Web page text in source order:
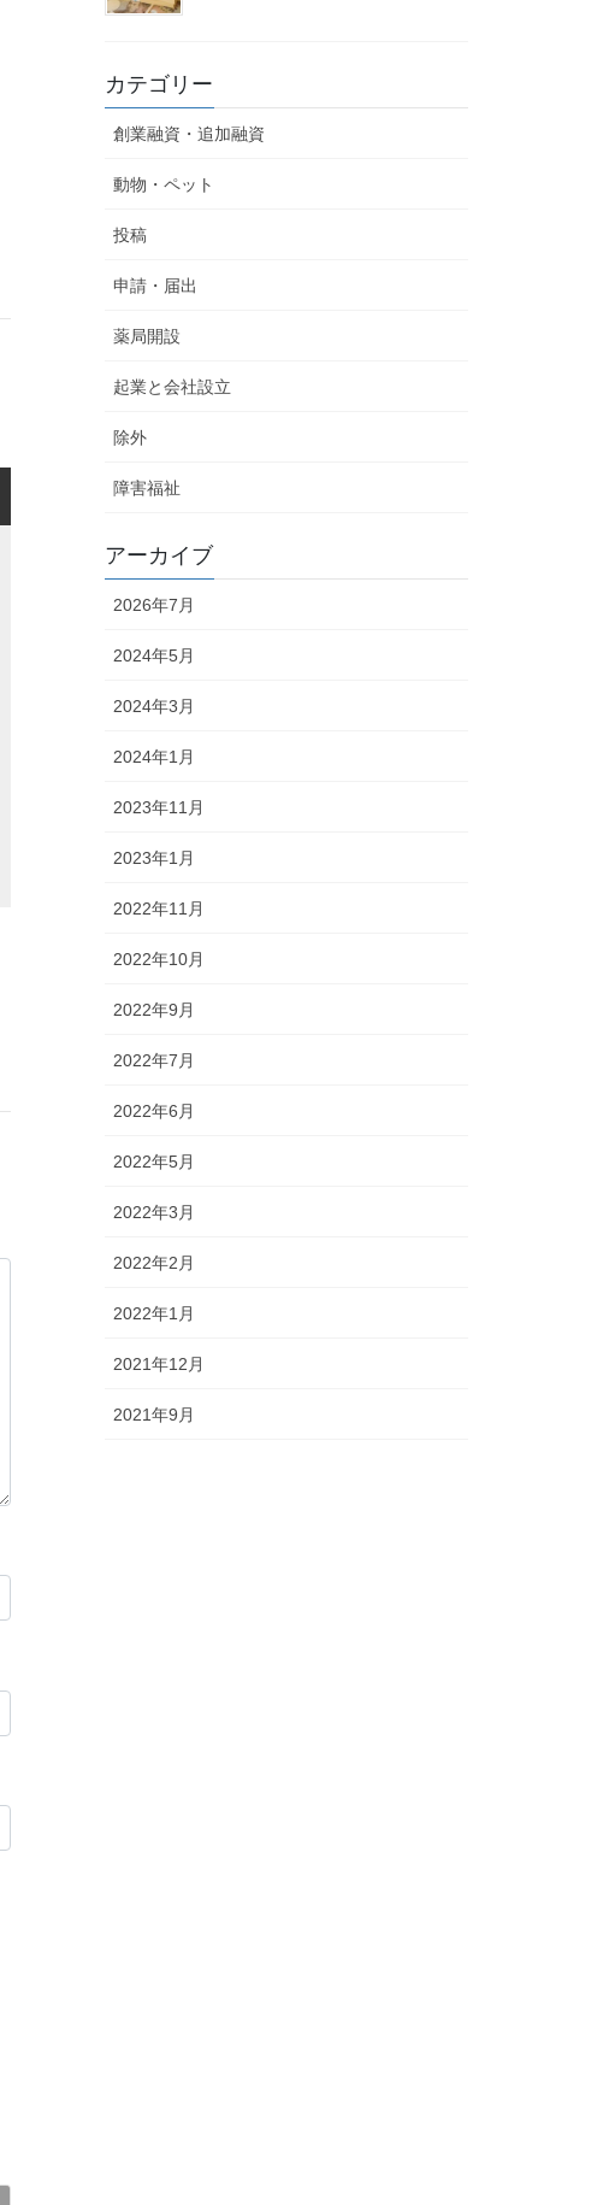
カテゴリー
創業融資・追加融資
動物・ペット
投稿
申請・届出
薬局開設
起業と会社設立
除外
障害福祉
アーカイブ
2026年7月
2024年5月
2024年3月
2024年1月
2023年11月
2023年1月
2022年11月
2022年10月
2022年9月
2022年7月
2022年6月
2022年5月
2022年3月
2022年2月
2022年1月
2021年12月
2021年9月